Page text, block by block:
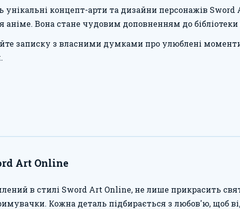
унікальні концепт-арти та дизайни персонажів
аніме. Вона стане чудовим доповненням до
записку з власними думками про улюблені
Art Online
в стилі Sword Art Online, не лише прикрасить
Кожна деталь підбирається з любов'ю, щоб